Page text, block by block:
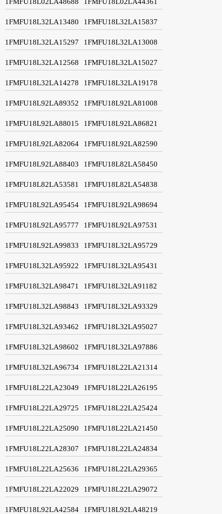
1FMFU18L32LA13480 1FMFU18L32LA15837
1FMFU18L32LA15297 1FMFU18L32LA13008
1FMFU18L32LA12568 1FMFU18L32LA15027
1FMFU18L32LA14278 1FMFU18L32LA19178
1FMFU18L92LA89352 1FMFU18L92LA81008
1FMFU18L92LA88015 1FMFU18L92LA86821
1FMFU18L92LA82064 1FMFU18L92LA82590
1FMFU18L92LA88403 1FMFU18L82LA58450
1FMFU18L82LA53581 1FMFU18L82LA54838
1FMFU18L92LA95454 1FMFU18L92LA98694
1FMFU18L92LA95777 1FMFU18L92LA97531
1FMFU18L92LA99833 1FMFU18L32LA95729
1FMFU18L32LA95922 1FMFU18L32LA95431
1FMFU18L32LA98471 1FMFU18L32LA91182
1FMFU18L32LA98843 1FMFU18L32LA93329
1FMFU18L32LA93462 1FMFU18L32LA95027
1FMFU18L32LA98602 1FMFU18L32LA97886
1FMFU18L32LA96734 1FMFU18L22LA21314
1FMFU18L22LA23049 1FMFU18L22LA26195
1FMFU18L22LA29725 1FMFU18L22LA25424
1FMFU18L22LA25090 1FMFU18L22LA21450
1FMFU18L22LA28307 1FMFU18L22LA24834
1FMFU18L22LA25636 1FMFU18L22LA29365
1FMFU18L22LA22029 1FMFU18L22LA29072
1FMFU18L92LA42584 1FMFU18L92LA48219